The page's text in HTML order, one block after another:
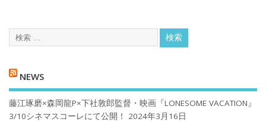
NEWS
藤江琢磨×森岡龍P×下社敦郎監督・映画『LONESOME VACATION』
3/10シネマスコーレにて公開！
2024年3月16日